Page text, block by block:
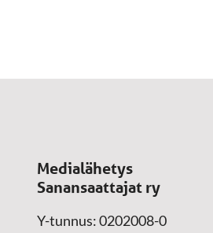
Medialähetys
Sanansaattajat ry
Y-tunnus: 0202008-0